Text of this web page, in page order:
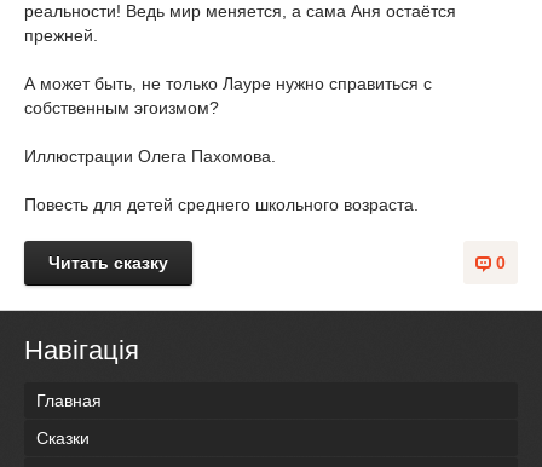
реальности! Ведь мир меняется, а сама Аня остаётся
прежней.
А может быть, не только Лауре нужно справиться с
собственным эгоизмом?
Иллюстрации Олега Пахомова.
Повесть для детей среднего школьного возраста.
0
Читать сказку
Навігація
Главная
Сказки